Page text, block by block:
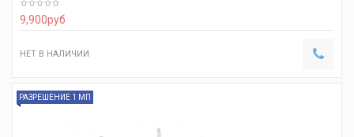
9,900руб
НЕТ В НАЛИЧИИ
РАЗРЕШЕНИЕ 1 МП